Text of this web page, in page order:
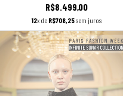
R$8.499,00
12x de R$708,25sem juros